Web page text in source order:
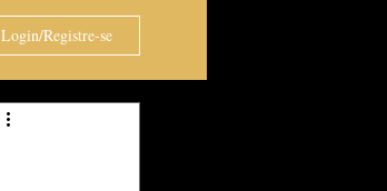
Login/Registre-se